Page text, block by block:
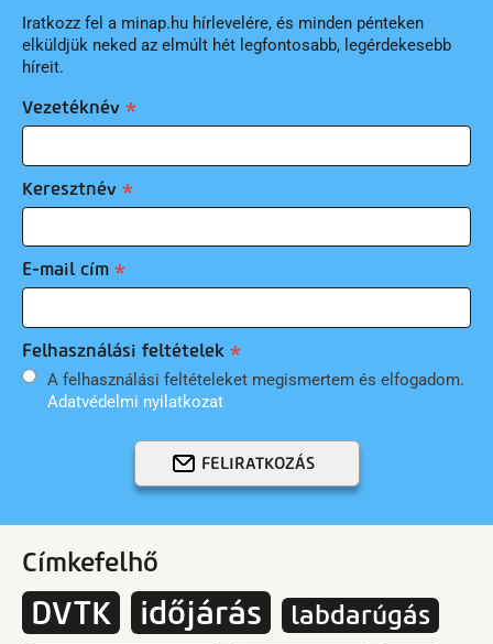
Iratkozz fel a minap.hu hírlevelére, és minden pénteken
elküldjük neked az elmúlt hét legfontosabb, legérdekesebb
híreit.
Vezetéknév
Keresztnév
E-mail cím
Felhasználási feltételek
A felhasználási feltételeket megismertem és elfogadom.
Adatvédelmi nyilatkozat
FELIRATKOZÁS
Címkefelhő
DVTK időjárás
labdarúgás